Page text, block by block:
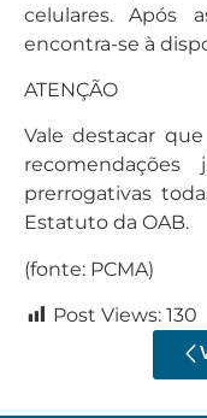
celulares. Após
encontra-se à
ATENÇÃO
Vale destacar
prerrogativas
Estatuto da OAB.
(fonte: PCMA)
Post Views: 130